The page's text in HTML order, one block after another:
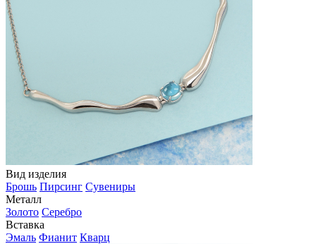
Вид изделия
Брошь Пирсинг Сувениры
Металл
Золото Серебро
Вставка
Эмаль Фианит Кварц